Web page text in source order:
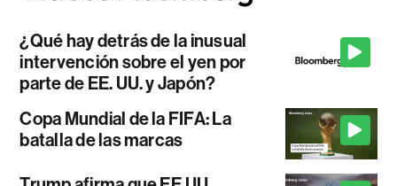
¿Qué hay detrás de la inusual
intervención sobre el yen por
parte de EE. UU. y Japón?
Copa Mundial de la FIFA: La
batalla de las marcas